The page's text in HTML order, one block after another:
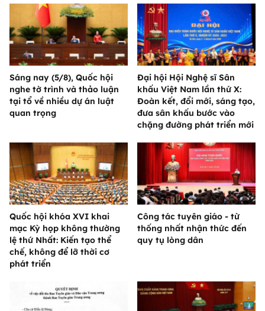
Sáng nay (5/8), Quốc hội
nghe tờ trình và thảo luận
tại tổ về nhiều dự án luật
quan trọng
Đại hội Hội Nghệ sĩ Sân
khấu Việt Nam lần thứ X:
Đoàn kết, đổi mới, sáng tạo,
đưa sân khấu bước vào
chặng đường phát triển mới
Quốc hội khóa XVI khai
mạc Kỳ họp không thường
lệ thứ Nhất: Kiến tạo thể
chế, không để lỡ thời cơ
phát triển
Công tác tuyên giáo - từ
thống nhất nhận thức đến
quy tụ lòng dân